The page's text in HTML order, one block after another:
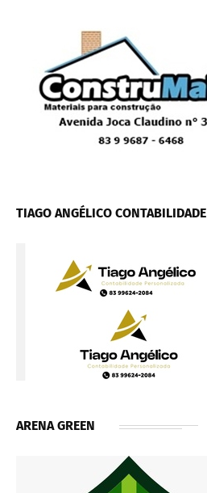
TIAGO ANGÉLICO CONTABILIDADE
ARENA GREEN